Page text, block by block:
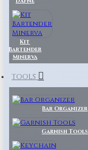
Kit
Bartender
Minerva
TOOLS
Bar Organizer
Garnish Tools